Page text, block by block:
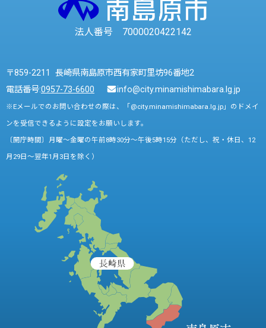
法人番号 7000020422142
〒859-2211 長崎県南島原市西有家町里坊96番地2
電話番号:0957-73-6600 info@city.minamishimabara.lg.jp
※Eメールでのお問い合わせの際は、「@city.minamishimabara.lg.jp」のドメイ
ンを受信できるように設定をお願いします。
〔開庁時間〕月曜～金曜の午前8時30分～午後5時15分（ただし、祝・休日、12
月29日～翌年1月3日を除く）